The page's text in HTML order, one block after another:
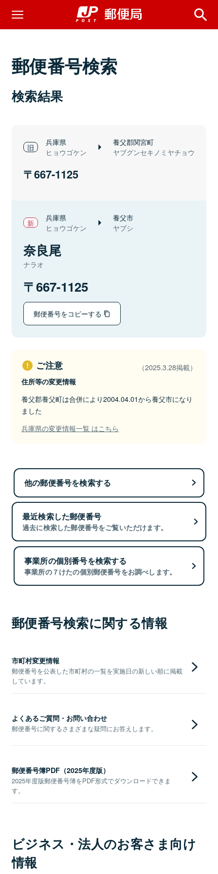
郵便番号検索
検索結果
兵庫県
ヒョウゴケン
養父郡関宮町
ヤブグンセキノミヤチョウ
667-1125
兵庫県
ヒョウゴケン
養父市
ヤブシ
奈良尾
ナラオ
667-1125
郵便番号をコピーする
ご注意 （2025.3.28掲載）
住所等の変更情報
養父郡養父町は合併により2004.04.01から養父市になり
ました
兵庫県の変更情報一覧 はこちら
他の郵便番号を検索する
最近検索した郵便番号
過去に検索した郵便番号をご覧いただけます。
事業所の個別番号を検索する
事業所の７けたの個別郵便番号をお調べします。
郵便番号検索に関する情報
市町村変更情報
郵便番号を公表した市町村の一覧を実施日の新しい順に掲載
しています。
よくあるご質問・お問い合わせ
郵便番号に関するさまざまな疑問にお答えします。
郵便番号簿PDF（2025年度版）
2025年度版郵便番号簿をPDF形式でダウンロードできま
す。
ビジネス・法人のお客さま向け
情報